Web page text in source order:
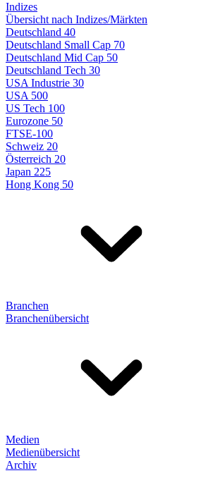
Indizes
Übersicht nach Indizes/Märkten
Deutschland 40
Deutschland Small Cap 70
Deutschland Mid Cap 50
Deutschland Tech 30
USA Industrie 30
USA 500
US Tech 100
Eurozone 50
FTSE-100
Schweiz 20
Österreich 20
Japan 225
Hong Kong 50
Branchen
Branchenübersicht
Medien
Medienübersicht
Archiv